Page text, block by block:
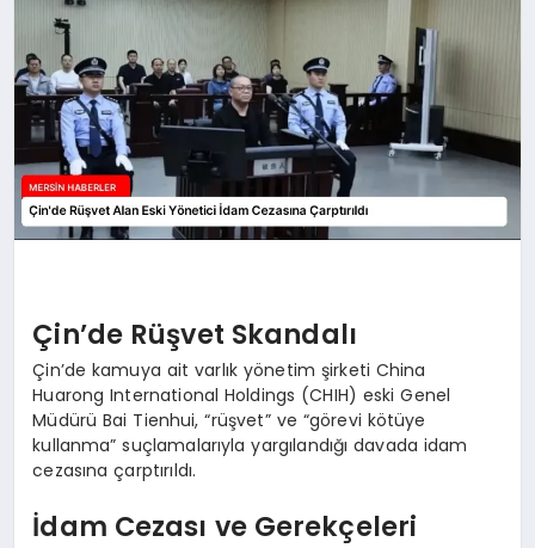
Çin’de Rüşvet Skandalı
Çin’de kamuya ait varlık yönetim şirketi China
Huarong International Holdings (CHIH) eski Genel
Müdürü Bai Tienhui, “rüşvet” ve “görevi kötüye
kullanma” suçlamalarıyla yargılandığı davada idam
cezasına çarptırıldı.
İdam Cezası ve Gerekçeleri